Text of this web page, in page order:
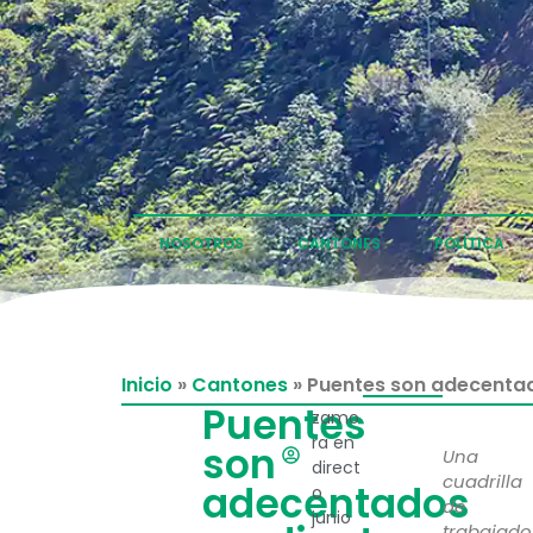
NOSOTROS CANTONES POLÍTICA
Inicio » Cantones » Puentes son
Puentes
son
adecentados
zamo
ra en
direct
o
junio
Una
cuadrilla
de